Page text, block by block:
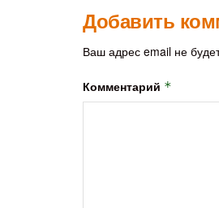
Добавить
Ваш адрес email не
Комментарий *